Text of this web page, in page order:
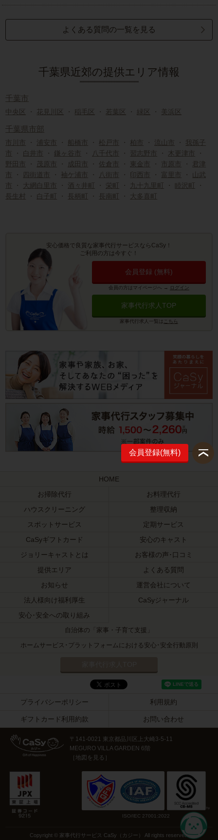
よくある質問の一覧を見る
千葉県近郊の提供エリア情報
千葉市
中央区 ・ 花見川区 ・ 稲毛区 ・ 若葉区 ・ 緑区 ・ 美浜区
千葉県市部
・ 浦安市 ・ 船橋市 ・ 松戸市 ・柏市 ・ 流山市 ・ 我孫子
・ 白井市 ・ 鎌ヶ谷市 ・ 八千代市 ・ 習志野市 ・ 木更津市
・
野田市
・ 茂原市 ・ 成田市 ・ 佐倉市 ・ 東金市 ・ 市原市 ・
君津
・ 四街道市 ・ 袖ケ浦市 ・ 八街市 ・ 印西市 ・ 富里市 ・ 山武
・ 大網白里市 ・ 酒々井町 ・ 栄町 ・ 九十九里町 ・ 睦沢町 ・
長生村
・ 白子町 ・ 長柄町 ・ 長南町 ・ 大多喜町
安心価格で良質な家事代行サービスならCaSy！
ご利用の方は今すぐ！
会員登録 (無料)
会員の方はマイページへ → ログイン
家事代行求人TOP
家事代行求人一覧は こちら
会員登録(無料)
HOME
お掃除代行
お料理代行
ハウスクリーニング
整理収納
スポットサービス
定期サービス
CaSyギフトカード
安心のキャスト
ジョリーキャストとは
お客様の声･口コミ
提供エリア
よくある質問
お知らせ
運営会社について
法人様向け福利厚生
CaSyジャーナル
安心･安全への取り組み
自治体の「家事・子育て支援」
ホームサービス･プラットフォームにおける安心･安全行動原則
プライバシーポリシー 利用規約
ギフトカード利用約款 お問い合わせ
〒141-0021 東京都品川区上大崎3-5-11
MEGURO VILLA GARDEN 6階
［地図を見る ］
ISO/IEC 27001:2022
Copyright © 家事代行サービス CaSy（カジー） All rights reserved.